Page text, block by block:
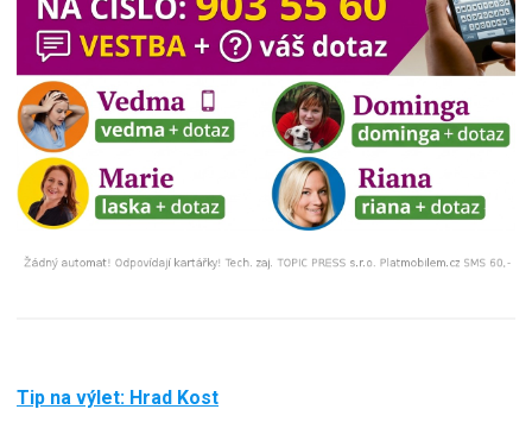
Tip na výlet: Hrad Kost